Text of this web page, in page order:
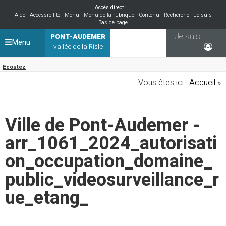
Accès direct :
Aide
Accessibilité Menu Menu de la rubrique Contenu Recherche
Je suis
Bas de page
PONT-AUDEMER
vallée de la Risle
Ecoutez
Je suis
Menu
Vous êtes ici : Accueil »
Ville de Pont-Audemer -
arr_1061_2024_autorisati
on_occupation_domaine_
public_videosurveillance_r
ue_etang_